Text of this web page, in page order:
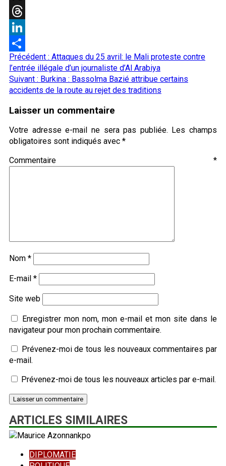
X
Threads
LinkedIn
Partager
Navigation
d’article
Précédent : Attaques du 25 avril: le Mali proteste contre
l’entrée illégale d’un journaliste d’Al Arabiya
Suivant : Burkina : Bassolma Bazié attribue certains
accidents de la route au rejet des traditions
Laisser un commentaire
Votre adresse e-mail ne sera pas publiée. Les champs
obligatoires sont indiqués avec *
Commentaire *
Nom *
E-mail *
Site web
Enregistrer mon nom, mon e-mail et mon site dans le
navigateur pour mon prochain commentaire.
Prévenez-moi de tous les nouveaux commentaires par
e-mail.
Prévenez-moi de tous les nouveaux articles par e-mail.
ARTICLES SIMILAIRES
DIPLOMATIE